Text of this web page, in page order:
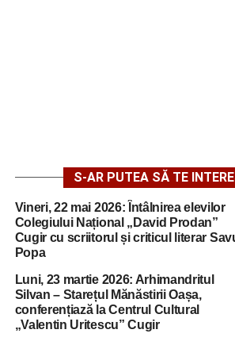
S-AR PUTEA SĂ TE
Vineri, 22 mai 2026: Întâlnirea elevilor
Colegiului Național „David Prodan”
Cugir cu scriitorul și criticul literar
Popa
Luni, 23 martie 2026: Arhimandritul
Silvan – Starețul Mănăstirii Oașa,
conferențiază la Centrul Cultural
„Valentin Uritescu” Cugir